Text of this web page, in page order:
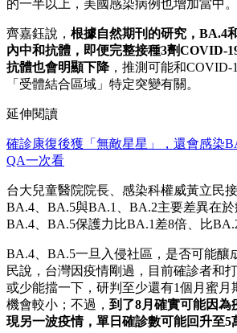
的一半以上，美國感染病例也增加當中。
齊嘉鈺說， 根據自然期刊的研究，BA.4
內中和抗體，即便完整接種3劑COVID-
抗體也會明顯下降，推測可能和COVID-
「受體結合區域」特定突變有關。
延伸閱讀
確診康復後獲「無敵星星」，還會感染
QA一次看
台大兒童醫院院長、感染科權威黃立民
BA.4、BA.5與BA.1、BA.2主要差異在於
BA.4、BA.5保護力比BA.1差8倍、比
BA.4、BA.5一旦入侵社區，是否可能釀
民說，台灣因疫情剛過，目前確診者和
或少能擋一下，研判至少還有1個月蜜月
機會較小；不過， 到了8月確實可能因為
現另一波疫情，單日確診數可能回升至5